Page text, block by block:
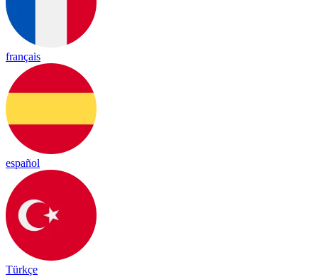
français
español
Türkçe